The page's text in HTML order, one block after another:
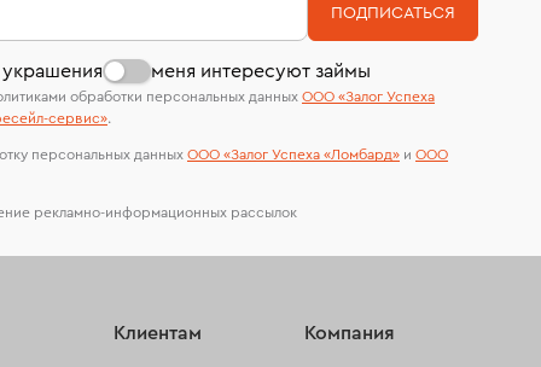
В кредит от Т-Банка (до 50 000 руб., на 3–6
сертификаты МГУ и других геммологических
лабораторий
меня интересуют займы
ПОДПИСАТЬСЯ
обработки персональных данных ООО «Залог Успеха
сервиc».
персональных данных ООО «Залог Успеха «Ломбард» и ООО
рекламно-информационных рассылок
Клиентам Компания